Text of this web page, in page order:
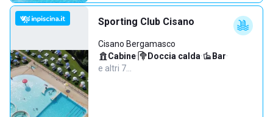
Sporting Club Cisano
Cisano Bergamasco
Cabine· Doccia calda· Bar·
e altri 7…